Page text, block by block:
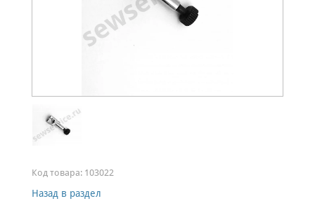
Код товара: 103022
Назад в раздел